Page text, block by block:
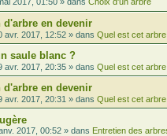
en devenir
avr. 2017, 12:52 » dans Quel est cet
saule blanc ?
avr. 2017, 20:35 » dans Quel est cet
en devenir
avr. 2017, 20:31 » dans Quel est cet
2017, 00:52 » dans Entretien des